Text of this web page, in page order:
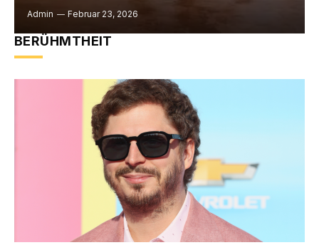
Admin Februar 23, 2026
BERÜHMTHEIT